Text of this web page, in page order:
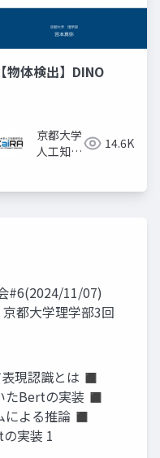
【物体検出】DINO
京都大学
人工知能
14.6K
#6(2024/11/07)
都大学理学部3回
現認識とは ◼
たBertの実装 ◼
による推論 ◼
実装 1